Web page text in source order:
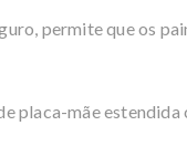
permite que os
placa-mãe